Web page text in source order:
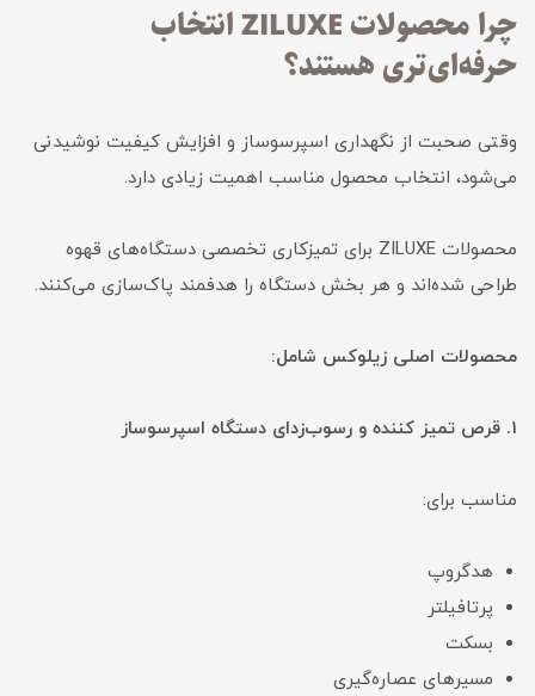
چرا محصولات ZILUXE انتخاب
حرفه‌ای‌تری هستند؟
وقتی صحبت از نگهداری اسپرسوساز و افزایش کیفیت نوشیدنی
می‌شود، انتخاب محصول مناسب اهمیت زیادی دارد.
محصولات ZILUXE برای تمیزکاری تخصصی دستگاه‌های قهوه
طراحی شده‌اند و هر بخش دستگاه را هدفمند پاک‌سازی می‌کنند.
محصولات اصلی زیلوکس شامل:
۱. قرص تمیز کننده و رسوب‌زدای دستگاه اسپرسوساز
مناسب برای:
هدگروپ
پرتافیلتر
بسکت
مسیرهای عصاره‌گیری